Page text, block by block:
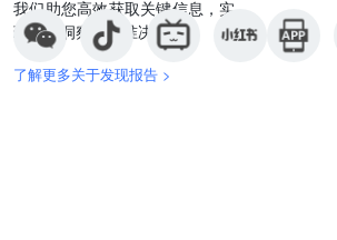
我们助您高效获取关键信息，实
现深度洞察与精准决策。
了解更多关于发现报告 >